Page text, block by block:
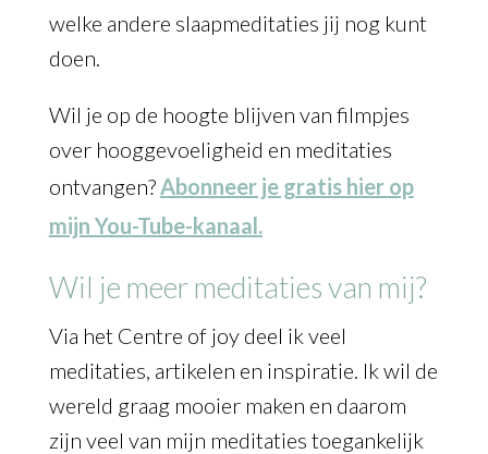
welke andere slaapmeditaties jij nog kunt
doen.
Wil je op de hoogte blijven van filmpjes
over hooggevoeligheid en meditaties
ontvangen? Abonneer je gratis hier op
mijn You-Tube-kanaal.
Wil je meer meditaties van mij?
Via het Centre of joy deel ik veel
meditaties, artikelen en inspiratie. Ik wil de
wereld graag mooier maken en daarom
zijn veel van mijn meditaties toegankelijk